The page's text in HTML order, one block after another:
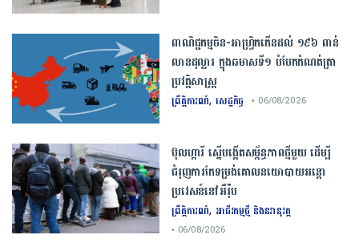
ពាណិជ្ជកម្ម​ចិន​-​អាហ្វ្រិក​កើន​ដល់​ ​១៩៦​ ​ពាន់​
លាន​ដុល្លារ​ ក្នុង​ឆមាស​ទី​១​ ​បំបែក​កំណត់ត្រា​
ប្រវត្តិសាស្ត្រ​
ព្រឹត្តិការណ៍, សេដ្ឋកិច្ច • 06/08/2026
ប៊ុល​ហ្ការី ​ស្នើ​បង្កើត​សម្ព័ន្ធភាព​ថ្មី​មួយ ​ដើម្បី​
ជំរុញ​ការ​កែទម្រង់​គោលនយោបាយ​អន្តោ
ប្រវេសន៍​នៅអឺរ៉ុប​
ព្រឹត្តិការណ៍, អាជីវកម្មថ្មី និងនវានុវត្ត
• 06/08/2026